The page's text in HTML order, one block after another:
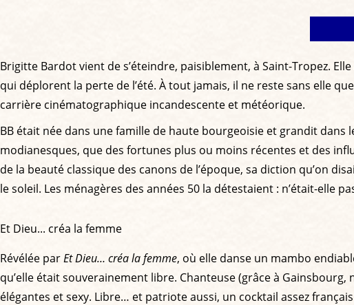
Brigitte Bardot vient de s’éteindre, paisiblement, à Saint-Tropez.
qui déplorent la perte de l’été. À tout jamais, il ne reste sans elle
carrière cinématographique incandescente et météorique.
BB était née dans une famille de haute bourgeoisie et grandit dans
modianesques, que des fortunes plus ou moins récentes et des
de la beauté classique des canons de l’époque, sa diction qu’on
le soleil. Les ménagères des années 50 la détestaient : n’était-elle
Et Dieu... créa la femme
Révélée parEt Dieu… créa la femme, où elle danse un mambo
qu’elle était souverainement libre. Chanteuse (grâce à
élégantes et sexy. Libre… et patriote aussi, un cocktail assez